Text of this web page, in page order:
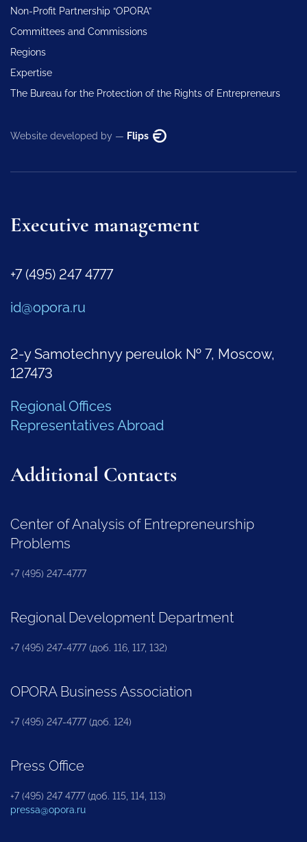
Non-Profit Partnership “OPORA”
Committees and Commissions
Regions
Expertise
The Bureau for the Protection of the Rights of Entrepreneurs
Website developed by — Flips
Executive management
+7 (495) 247 4777
id@opora.ru
2-y Samotechnyy pereulok № 7, Moscow,
127473
Regional Offices
Representatives Abroad
Additional Contacts
Center of Analysis of Entrepreneurship
Problems
+7 (495) 247-4777
Regional Development Department
+7 (495) 247-4777 (доб. 116, 117, 132)
OPORA Business Association
+7 (495) 247-4777 (доб. 124)
Press Office
+7 (495) 247 4777 (доб. 115, 114, 113)
pressa@opora.ru